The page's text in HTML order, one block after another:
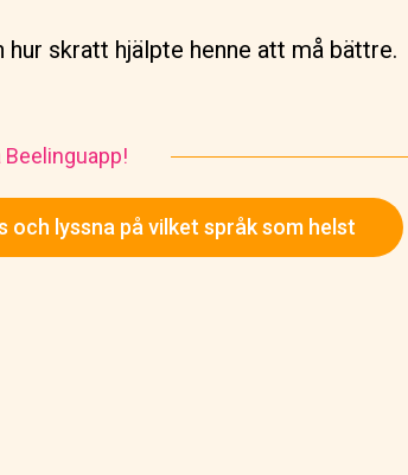
skratt hjälpte henne att må bättre.
och lyssna på vilket språk som helst